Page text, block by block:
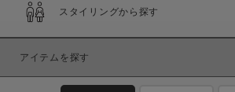
商品タイプ
通常商品
スタイリングから探す
アイテムを探す